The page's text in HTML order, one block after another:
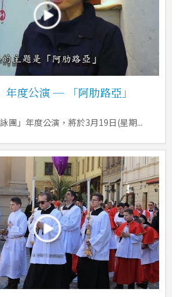
年度公演 ─ 「阿肋路亞」
團」年度公演，將於3月19日(星期...